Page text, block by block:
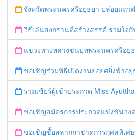
จังหวัดพระนครศรีอยุธยา ปล่อยแถวตำรวจ ทหาร ฝ่ายปกครอง กว่า 100 นาย ตรวจเข้มท่ารถสาธารณะ สถานีขนส่งรถโดยสาร วินรถตู้ และ
วิธีเล่นสงกรานต์สร้างสรรค์ ร่วมใจ
แขวงทางหลวงชนบทพระนครศรีอยุธยา "ร่วมรณรงค์ ขับช้า เปิดไฟหน้า คาดเข็มขัด" เ
ขอเชิญร่วมพิธีเปิดงานยอยศยิ่งฟ้าอยุธ
ร่วมเชียร์ผู้เข้าประกวด Miss Ayutthaya ในวันที่
ขอเชิญสมัครการประกวดแข่งขันวงดนตรี Ayutthaya
ขอเชิญซื้อสลากกาชาดการกุศลพิเศษจังหวัดพระนคร